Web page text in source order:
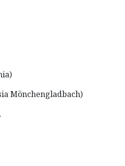
Mönchengladbach)